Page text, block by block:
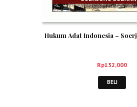
Hukum Adat Indonesia –
Rp132,000
BELI